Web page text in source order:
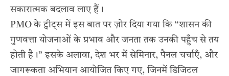
सकारात्मक बदलाव लाए हैं।
PMO के ट्वीट्स में इस बात पर ज़ोर दिया गया कि “शासन की
गुणवत्ता योजनाओं के प्रभाव और जनता तक उनकी पहुँच से तय
होती है।” इसके अलावा, देश भर में सेमिनार, पैनल चर्चाएँ, और
जागरूकता अभियान आयोजित किए गए, जिनमें डिजिटल